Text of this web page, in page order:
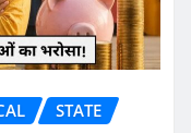
STATE